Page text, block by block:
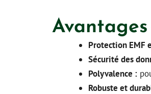
Avantages
Protection EMF
Sécurité des
Polyvalence :
Robuste et